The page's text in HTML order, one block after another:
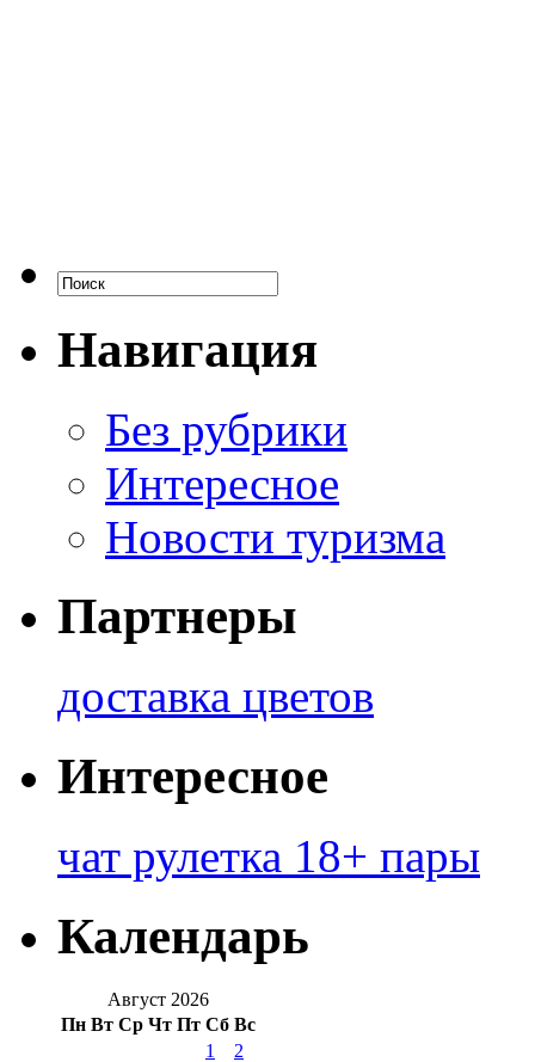
Навигация
Без рубрики
Интересное
Новости туризма
Партнеры
доставка цветов
Интересное
чат рулетка 18+ пары
Календарь
Август 2026
Пн Вт Ср Чт Пт Сб Вс
1
2